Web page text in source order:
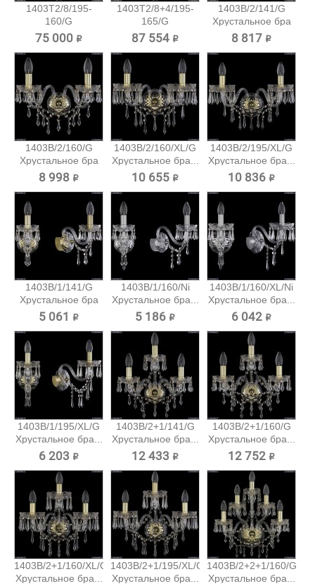
1403T2/8/195-
160/G
Хрустальный
75 000 ₽
1403T2/8+4/195-
165/G
Хрустальный...
87 554 ₽
1403B/2/141/G
Хрустальное бра
Bohemia...
8 817 ₽
1403B/2/160/G
Хрустальное бра
Bohemia...
8 998 ₽
1403B/2/160/XL/G
Хрустальное бра...
10 655 ₽
1403B/2/195/XL/G
Хрустальное бра...
10 836 ₽
1403B/1/141/G
Хрустальное бра
Bohemia...
5 061 ₽
1403B/1/160/Ni
Хрустальное бра...
5 186 ₽
1403B/1/160/XL/Ni
Хрустальное бра...
6 042 ₽
1403B/1/195/XL/G
Хрустальное бра...
6 203 ₽
1403B/2+1/141/G
Хрустальное бра...
12 433 ₽
1403B/2+1/160/G
Хрустальное бра...
12 752 ₽
1403B/2+1/160/XL/G
Хрустальное бра...
1403B/2+1/195/XL/G
Хрустальное бра...
1403B/2+2+1/160/G
Хрустальное бра...